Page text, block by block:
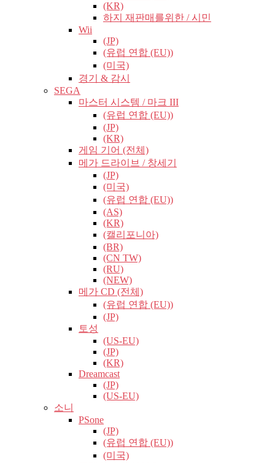
(KR)
하지 재판매를위한 / 시민
Wii
(JP)
(유럽​​ 연합 (EU))
(미국)
경기 & 감시
SEGA
마스터 시스템 / 마크 III
(유럽​​ 연합 (EU))
(JP)
(KR)
게임 기어 (전체)
메가 드라이브 / 창세기
(JP)
(미국)
(유럽​​ 연합 (EU))
(AS)
(KR)
(캘리포니아)
(BR)
(CN TW)
(RU)
(NEW)
메가 CD (전체)
(유럽​​ 연합 (EU))
(JP)
토성
(US-EU)
(JP)
(KR)
Dreamcast
(JP)
(US-EU)
소니
PSone
(JP)
(유럽​​ 연합 (EU))
(미국)